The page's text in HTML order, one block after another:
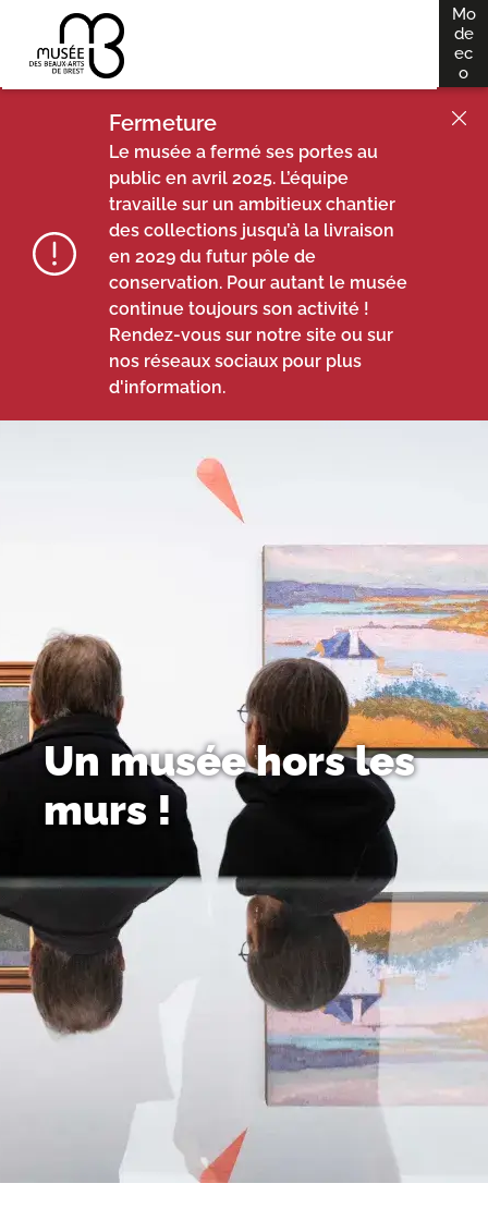
e
r
a
u
c
o
n
t
e
n
u
Mo
de
ec
o
Fermeture
Le musée a fermé ses portes au
public en avril 2025. L’équipe
travaille sur un ambitieux chantier
des collections jusqu’à la livraison
en 2029 du futur pôle de
conservation. Pour autant le musée
continue toujours son activité !
Rendez-vous sur notre site ou sur
nos réseaux sociaux pour plus
d'information.
Un musée hors les
murs !